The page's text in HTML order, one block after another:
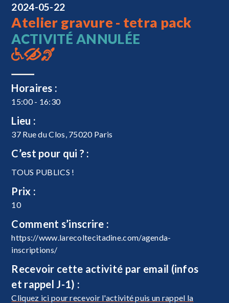
2024-05-22
Atelier gravure - tetra pack
ACTIVITÉ ANNULÉE
Horaires :
15:00 - 16:30
Lieu :
37 Rue du Clos, 75020 Paris
C’est pour qui ? :
TOUS PUBLICS !
Prix :
10
Comment s’inscrire :
https://www.larecoltecitadine.com/agenda-
inscriptions/
Recevoir cette activité par email (infos
et rappel J-1) :
Cliquez ici pour recevoir l'activité puis un rappel la